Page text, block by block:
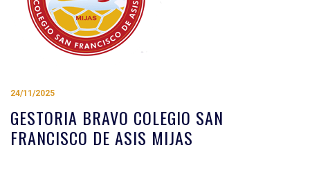
24/11/2025
GESTORIA BRAVO COLEGIO SAN
FRANCISCO DE ASIS MIJAS